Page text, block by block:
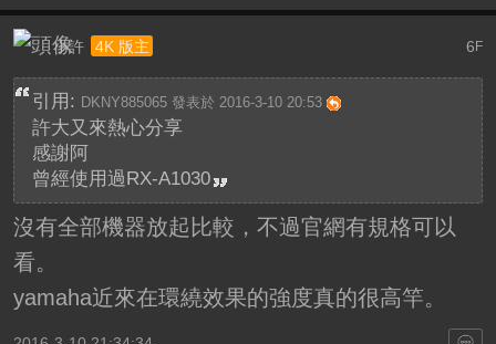
6 F
小許 4K 版主
引用: DKNY885065 發表於 2016-3-10 20:53
許大又來熱心分享
感謝阿
曾經使用過RX-A1030
沒有全部機器放起比較，不過官網有規格可以
看。
yamaha近來在環繞效果的強度真的很高竿。